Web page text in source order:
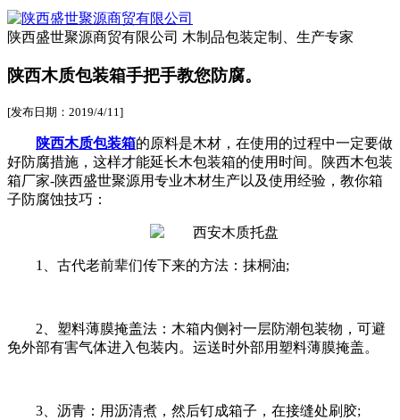
陕西盛世聚源商贸有限公司 木制品包装定制、生产专家
陕西木质包装箱手把手教您防腐。
[发布日期：2019/4/11]
陕西木质包装箱的原料是木材，在使用的过程中一定要做
好防腐措施，这样才能延长木包装箱的使用时间。陕西木包装
箱厂家-陕西盛世聚源用专业木材生产以及使用经验，教你箱
子防腐蚀技巧：
1、古代老前辈们传下来的方法：抹桐油;
2、塑料薄膜掩盖法：木箱内侧衬一层防潮包装物，可避
免外部有害气体进入包装内。运送时外部用塑料薄膜掩盖。
3、沥青：用沥清煮，然后钉成箱子，在接缝处刷胶;